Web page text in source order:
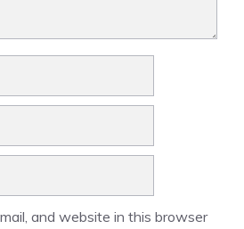
and website in this browser